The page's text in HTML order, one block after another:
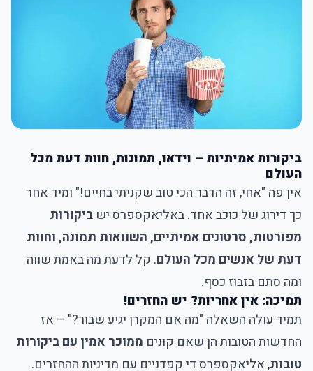
ביקורות אמיתיות – וידאו, תמונות, חוות דעת מכל
העולם
אין פה "אחי, זה הדבר הכי טוב שקניתי בחיים!" ומיד אחר
כך דירוג של כוכב אחד. באליאקספרס יש ביקורות
מפורטות, סרטונים אמיתיים, השוואות תמונה, וחוות
דעת של אנשים מכל העולם. קל לדעת מה באמת שווה
ומה סתם בזבוז כסף.
תמיכה: אין אחריות? יש החזרים!
תמיד עולה השאלה "מה אם המקרן יגיע שבור?" – אז
החדשות הטובות הן שאם קונים ממוכר אמין עם ביקורות
טובות, אליאקספרס די קפדניים עם מדיניות ההחזרים.